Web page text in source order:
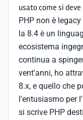
usato come si deve
PHP non è
la 8.4 è un
ecosistema
continua a
vent'anni, ho
8.x, e quello che
l'entusiasmo per
si scrive PHP